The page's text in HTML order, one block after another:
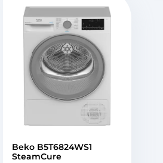
Beko B5T6824WS1
SteamCure